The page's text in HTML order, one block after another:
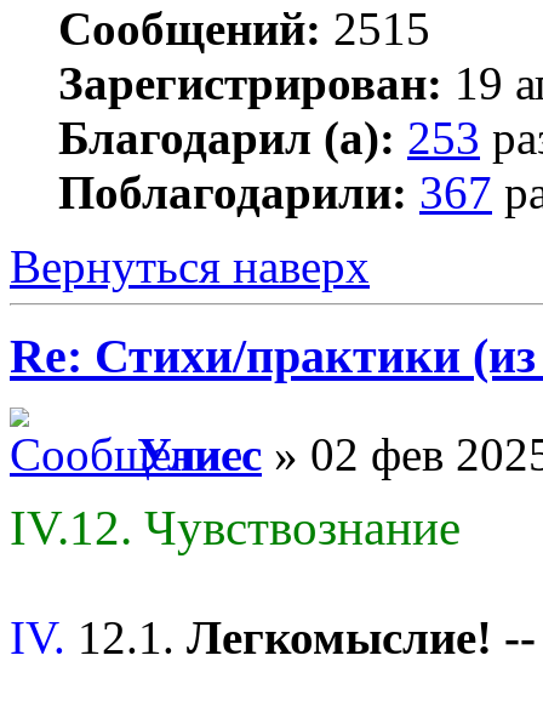
Сообщений: 2515
Зарегистрирован: 19
Благодарил (а): 253
Поблагодарили: 367
Вернуться наверх
Re: Стихи/практики
Улисс » 02 фев
IV.12. Чувствознание
IV. 12.1. Легкомыслие!